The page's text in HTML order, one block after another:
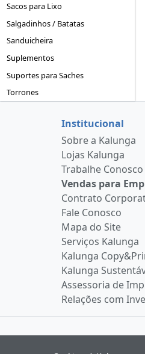
Sacos para Lixo
Salgadinhos / Batatas
Sanduicheira
Suplementos
Suportes para Saches
Torrones
Institucional
Sobre a Kalunga
Lojas Kalunga
Trabalhe Conosco
Vendas para
Contrato
Fale Conosco
Mapa do Site
Serviços Kalunga
Kalunga
Kalunga
Assessoria de
Relações com